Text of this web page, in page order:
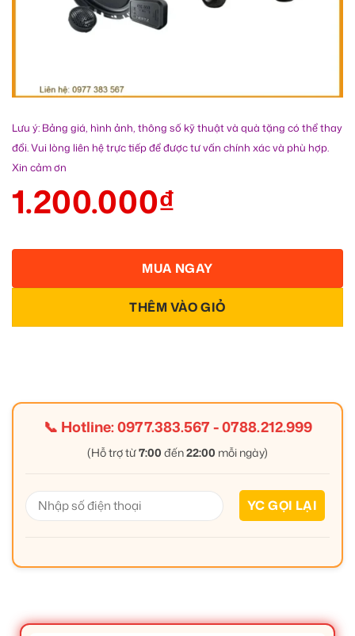
Lưu ý: Bảng giá, hình ảnh, thông số kỹ thuật và quà tặng có thể thay
đổi. Vui lòng liên hệ trực tiếp để được tư vấn chính xác và phù hợp.
Xin cảm ơn
1.200.000₫
THÊM VÀO GIỎ
MUA NGAY
📞 Hotline:0977.383.567-0788.212.999
(Hỗ trợ từ7:00 đến22:00 mỗi ngày)